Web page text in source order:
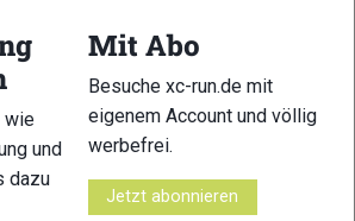
wie
und
dazu
Mit Abo
Besuche xc-run.de mit
eigenem Account und völlig
werbefrei.
Jetzt abonnieren